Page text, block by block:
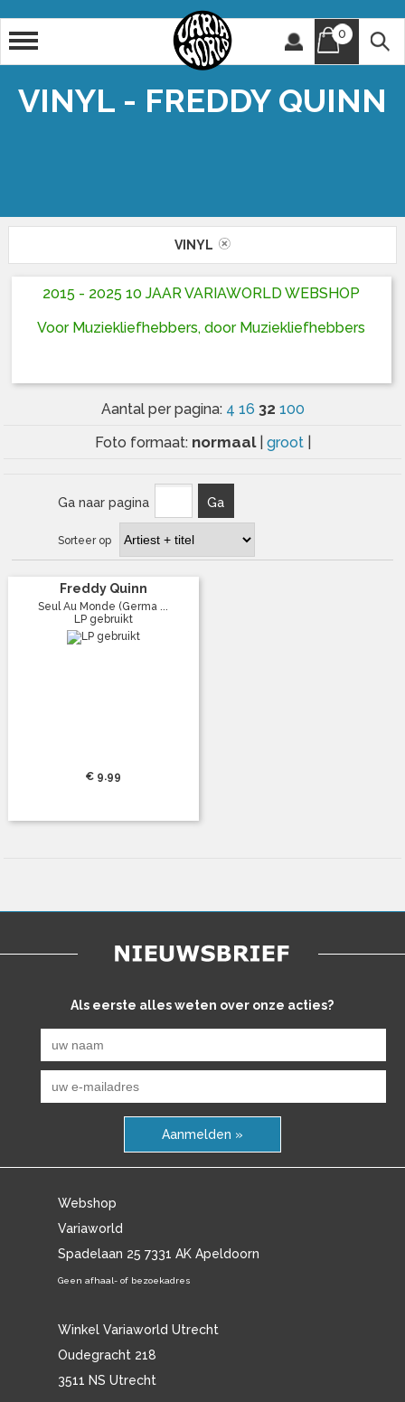
0
VINYL - FREDDY QUINN
VINYL
2015 - 2025 10 JAAR VARIAWORLD WEBSHOP
Voor Muziekliefhebbers, door Muziekliefhebbers
Aantal per pagina: 4 16 32 100
Foto formaat: normaal groot
Ga naar pagina Ga
Sorteer op
Freddy Quinn
Seul Au Monde (Germa ...
LP gebruikt
€ 9.99
Als eerste alles weten over onze acties?
Aanmelden »
Webshop
Variaworld
Spadelaan 25 7331 AK Apeldoorn
Geen afhaal- of bezoekadres
Winkel Variaworld Utrecht
Oudegracht 218
3511 NS Utrecht